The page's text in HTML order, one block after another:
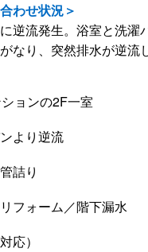
わせ状況＞
逆流発生。浴室と洗濯
なり、突然排水が逆流
ョンの2F一室
より逆流
詰り
フォーム／階下漏水
応）